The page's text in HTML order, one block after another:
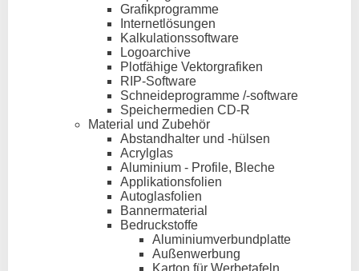
Grafikprogramme
Internetlösungen
Kalkulationssoftware
Logoarchive
Plotfähige Vektorgrafiken
RIP-Software
Schneideprogramme /-software
Speichermedien CD-R
Material und Zubehör
Abstandhalter und -hülsen
Acrylglas
Aluminium - Profile, Bleche
Applikationsfolien
Autoglasfolien
Bannermaterial
Bedruckstoffe
Aluminiumverbundplatte
Außenwerbung
Karton für Werbetafeln